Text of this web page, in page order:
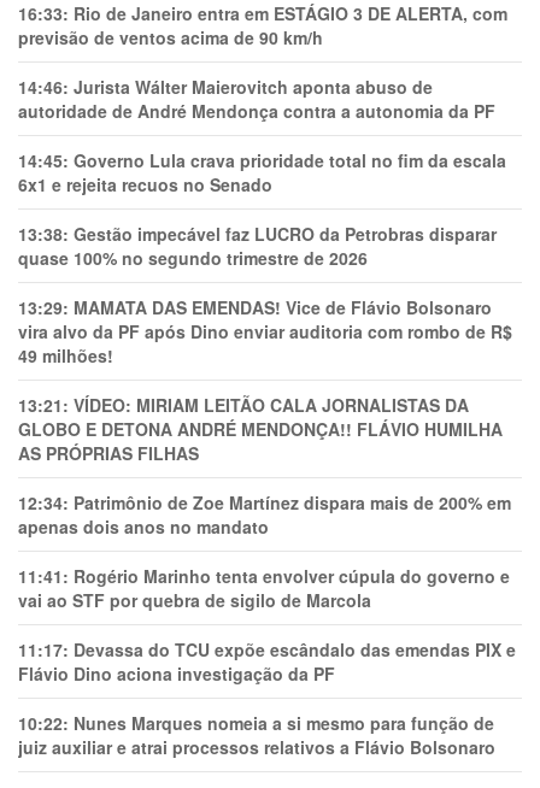
16:33: Rio de Janeiro entra em ESTÁGIO 3 DE ALERTA, com
previsão de ventos acima de 90 km/h
14:46: Jurista Wálter Maierovitch aponta abuso de
autoridade de André Mendonça contra a autonomia da PF
14:45: Governo Lula crava prioridade total no fim da escala
6x1 e rejeita recuos no Senado
13:38: Gestão impecável faz LUCRO da Petrobras disparar
quase 100% no segundo trimestre de 2026
13:29: MAMATA DAS EMENDAS! Vice de Flávio Bolsonaro
vira alvo da PF após Dino enviar auditoria com rombo de R$
49 milhões!
13:21: VÍDEO: MIRIAM LEITÃO CALA JORNALISTAS DA
GLOBO E DETONA ANDRÉ MENDONÇA!! FLÁVIO HUMILHA
AS PRÓPRIAS FILHAS
12:34: Patrimônio de Zoe Martínez dispara mais de 200% em
apenas dois anos no mandato
11:41: Rogério Marinho tenta envolver cúpula do governo e
vai ao STF por quebra de sigilo de Marcola
11:17: Devassa do TCU expõe escândalo das emendas PIX e
Flávio Dino aciona investigação da PF
10:22: Nunes Marques nomeia a si mesmo para função de
juiz auxiliar e atrai processos relativos a Flávio Bolsonaro